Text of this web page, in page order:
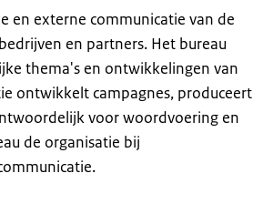
en externe communicatie van de
en partners. Het bureau
thema's en ontwikkelingen van
ontwikkelt campagnes, produceert
voor woordvoering en
de organisatie bij